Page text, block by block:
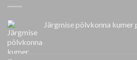
Järgmise põlvkonna kumer